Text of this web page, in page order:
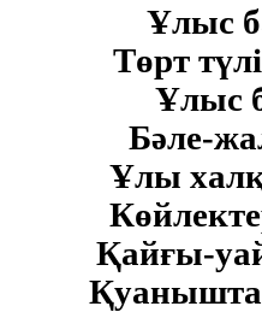
Ұлыс
Төрт
Ұлыс
Бәле-
Ұлы
Қайғы-